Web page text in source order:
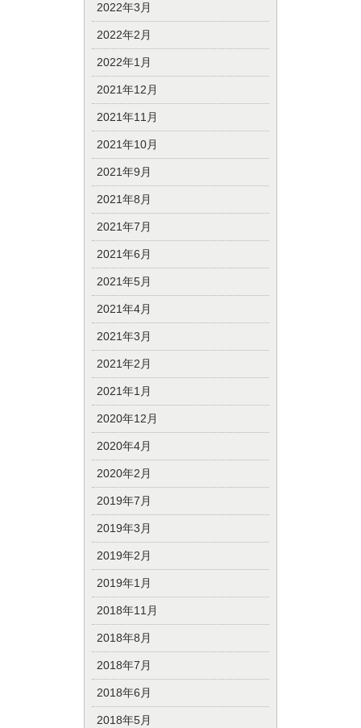
2022年3月
2022年2月
2022年1月
2021年12月
2021年11月
2021年10月
2021年9月
2021年8月
2021年7月
2021年6月
2021年5月
2021年4月
2021年3月
2021年2月
2021年1月
2020年12月
2020年4月
2020年2月
2019年7月
2019年3月
2019年2月
2019年1月
2018年11月
2018年8月
2018年7月
2018年6月
2018年5月